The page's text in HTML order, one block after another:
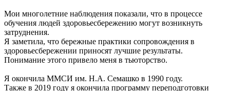
Мои многолетние наблюдения показали, что в процессе
обучения людей здоровьесбережению могут возникнуть
затруднения.
Я заметила, что бережные практики сопровождения в
здоровьесбережении приносят лучшие результаты.
Понимание этого привело меня в тьюторство.
Я окончила ММСИ им. Н.А. Семашко в 1990 году.
Также в 2019 году я окончила программу переподготовки